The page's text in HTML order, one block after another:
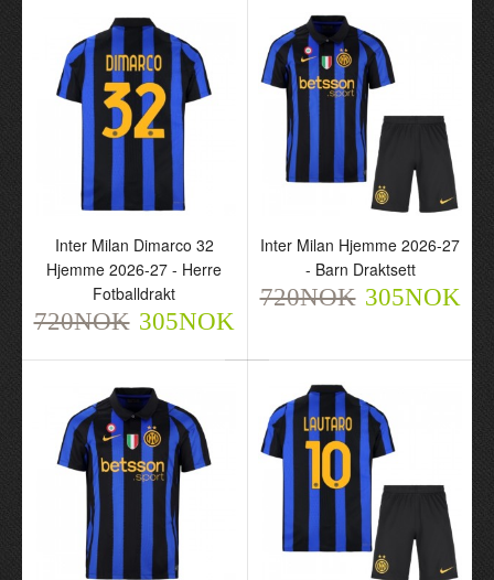
Inter Milan Bastoni 95
Hjemme 2026-27 - Herre
Fotballdrakt
720NOK 305NOK
Inter Milan Dimarco 32
Hjemme 2026-27 - Barn
Draktsett
720NOK 305NOK
Inter Milan Dimarco 32
Hjemme 2026-27 - Herre
Fotballdrakt
720NOK 305NOK
Inter Milan Hjemme 2026-27
- Barn Draktsett
720NOK 305NOK